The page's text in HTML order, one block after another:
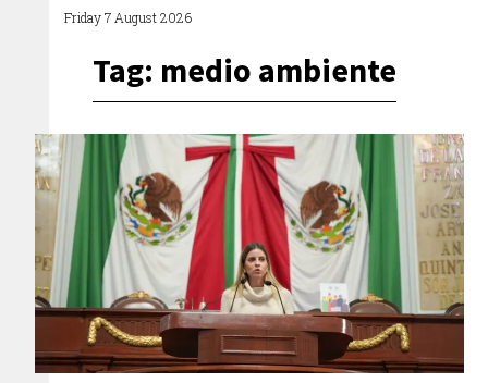
Friday 7 August 2026
Tag: medio ambiente